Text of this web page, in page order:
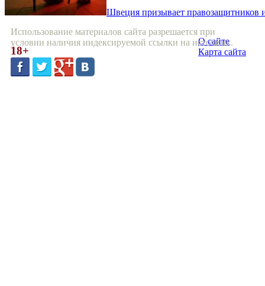
Швеция призывает правозащитников
Использование материалов сайта разрешается при
условии наличия индексируемой ссылки на источник.
18+
О сайте
Карта сайта